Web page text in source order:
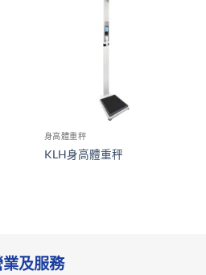
身高體重秤
KLH身高體重秤
及服務